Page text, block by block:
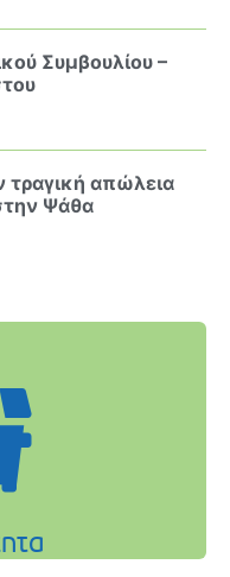
Συμβουλίου –
τραγική απώλεια
Ψάθα